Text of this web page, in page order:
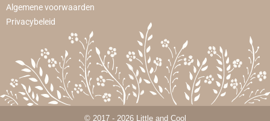
Algemene voorwaarden
Privacybeleid
© 2017 - 2026 Little and Cool